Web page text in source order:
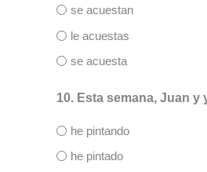
se acuestan
le acuestas
se acuesta
10. Esta semana, Juan y
he pintando
he pintado